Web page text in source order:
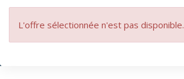
L'offre sélectionnée n'est pas disponible.